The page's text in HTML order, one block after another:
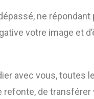
ne
votre image et
avec vous,
de